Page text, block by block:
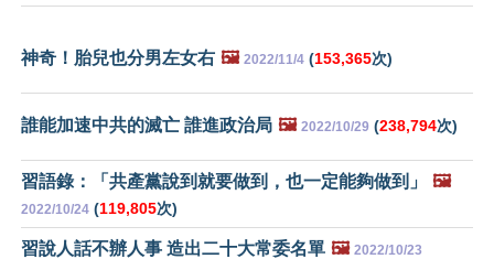
神奇！胎兒也分男左女右 🖼️ 2022/11/4 (153,365次)
誰能加速中共的滅亡 誰進政治局 🖼️ 2022/10/29 (238,794次)
習語錄：「共產黨說到就要做到，也一定能夠做到」 🖼️
2022/10/24 (119,805次)
習說人話不辦人事 造出二十大常委名單 🖼️ 2022/10/23